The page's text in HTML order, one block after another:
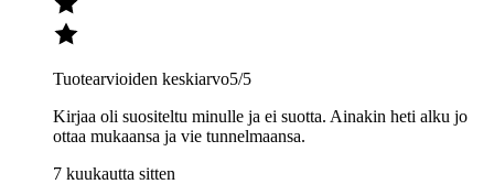
Tuotearvioiden keskiarvo5/5
Kirjaa oli suositeltu minulle ja ei suotta. Ainakin heti alku jo
ottaa mukaansa ja vie tunnelmaansa.
7 kuukautta sitten